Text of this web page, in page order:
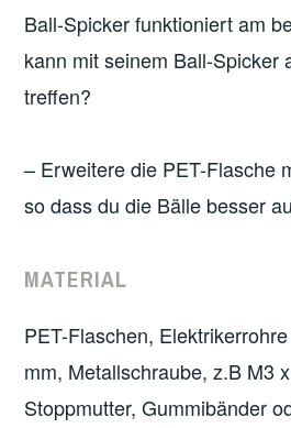
Ball-Spicker funktioniert am
kann mit seinem Ball-Spicker
treffen?
– Erweitere die PET-Flasche
so dass du die Bälle besser
MATERIAL
PET-Flaschen,
mm, Metallschraube, z.B M3
Stoppmutter, Gummibänder